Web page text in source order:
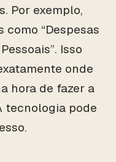
Por exemplo,
“Despesas
Isso
onde
hora de fazer a
tecnologia pode